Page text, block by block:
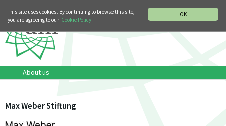
OK
This site uses cookies. By continuing to browse this site,
you are agreeing to our Cookie Policy.
About us
Max Weber Stiftung